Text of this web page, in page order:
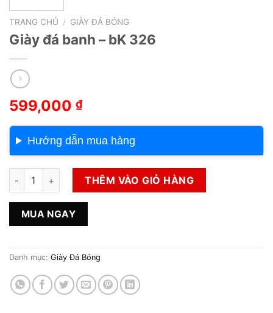
TRANG CHỦ / GIÀY ĐÁ BÓNG
Giày đá banh – bK 326
599,000 ₫
Hướng dẫn mua hàng
Giày đá banh - bK 326 số lượngTHÊM VÀO GIỎ HÀNG
MUA NGAY
Danh mục: Giày Đá Bóng